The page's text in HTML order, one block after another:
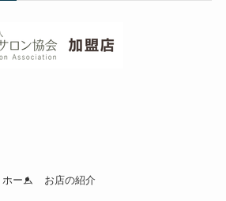
ホーム
お店の紹介